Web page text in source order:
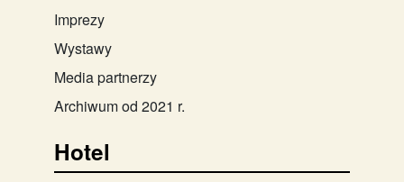
Imprezy
Wystawy
Media partnerzy
Archiwum od 2021 r.
Hotel